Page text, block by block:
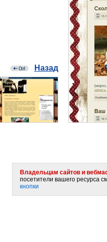
Назад
Владельцам сайтов и
посетители вашего ресурса
кнопки